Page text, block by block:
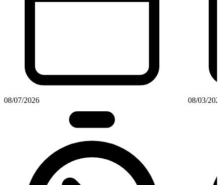
08/07/2026 08/03/